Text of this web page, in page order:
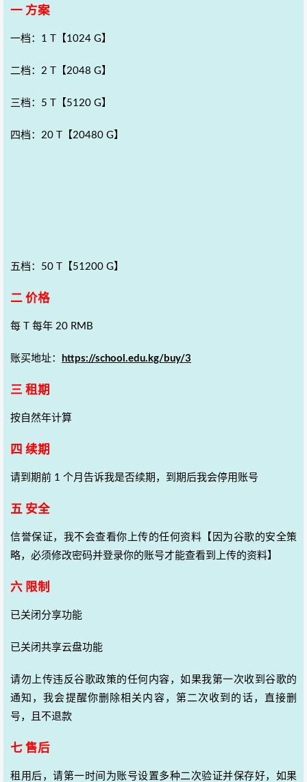
一 方案
一档：1 T【1024 G】
二档：2 T【2048 G】
三档：5 T【5120 G】
四档：20 T【20480 G】
五档：50 T【51200 G】
二 价格
每 T 每年 20 RMB
账买地址： https://school.edu.kg/buy/3
三 租期
按自然年计算
四 续期
请到期前 1 个月告诉我是否续期，到期后我会停用账号
五 安全
信誉保证，我不会查看你上传的任何资料【因为谷歌的安全策
略，必须修改密码并登录你的账号才能查看到上传的资料】
六 限制
已关闭分享功能
已关闭共享云盘功能
请勿上传违反谷歌政策的任何内容，如果我第一次收到谷歌的
通知，我会提醒你删除相关内容，第二次收到的话，直接删
号，且不退款
七 售后
租用后，请第一时间为账号设置多种二次验证并保存好，如果